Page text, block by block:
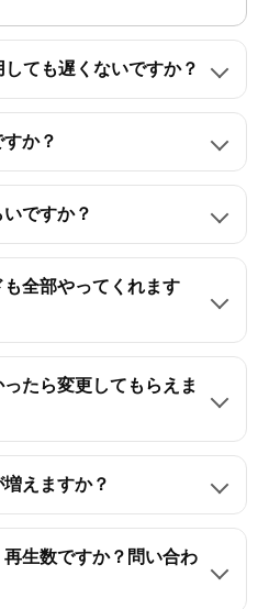
ても遅くないですか？
か？
ですか？
全部やってくれます
たら変更してもらえま
えますか？
生数ですか？問い合わ